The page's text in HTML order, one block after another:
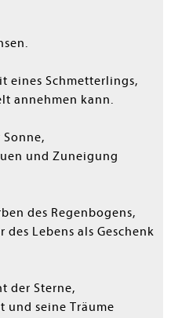
eines Schmetterlings,
annehmen kann.
und Zuneigung
des Regenbogens,
Lebens als Geschenk
der Sterne,
und seine Träume